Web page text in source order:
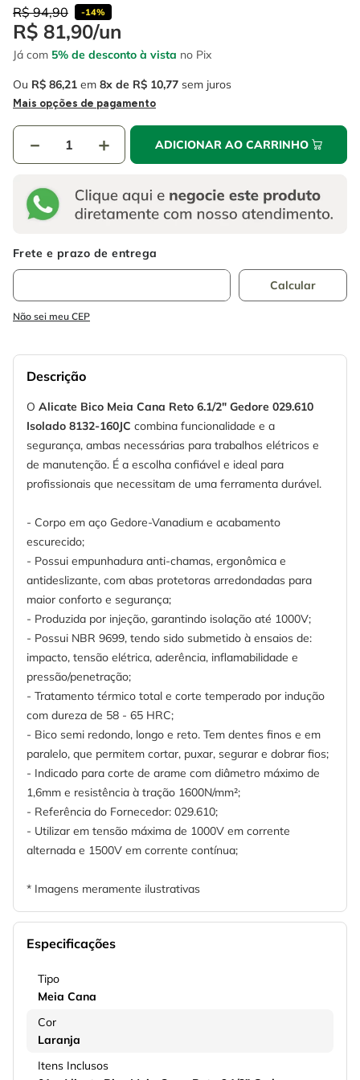
R$ 94,90 -14%
R$ 81,90/un
Já com 5% de desconto à vista no Pix
Ou R$ 86,21 em 8 R$ 10,77 sem juros
Mais opções de pagamento
＋
－ ADICIONAR AO CARRINHO
Não sei meu CEP
Descrição
O Alicate Bico Meia Cana Reto 6.1/2" Gedore 029.610
Isolado 8132-160JC combina funcionalidade e a
segurança, ambas necessárias para trabalhos elétricos e
de manutenção. É a escolha confiável e ideal para
profissionais que necessitam de uma ferramenta durável.
- Corpo em aço Gedore-Vanadium e acabamento
escurecido;
- Possui empunhadura anti-chamas, ergonômica e
antideslizante, com abas protetoras arredondadas para
maior conforto e segurança;
- Produzida por injeção, garantindo isolação até 1000V;
- Possui NBR 9699, tendo sido submetido à ensaios de:
impacto, tensão elétrica, aderência, inflamabilidade e
pressão/penetração;
- Tratamento térmico total e corte temperado por indução
com dureza de 58 - 65 HRC;
- Bico semi redondo, longo e reto. Tem dentes finos e em
paralelo, que permitem cortar, puxar, segurar e dobrar fios;
- Indicado para corte de arame com diâmetro máximo de
1,6mm e resistência à tração 1600N/mm²;
- Referência do Fornecedor: 029.610;
- Utilizar em tensão máxima de 1000V em corrente
alternada e 1500V em corrente contínua;
* Imagens meramente ilustrativas
Especificações
Tipo
Meia Cana
Cor
Laranja
Itens Inclusos
6 º fio
7 º serra copo
9º martelete
chave impacto
esmerilhadeira
serra circular
º serra copo
º disco corte
º martelete
chave impacto